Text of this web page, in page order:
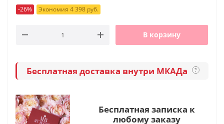
-26% Экономия 4 398 руб.
В корзину
Бесплатная доставка внутри МКАДа ?
Бесплатная записка к
любому заказу